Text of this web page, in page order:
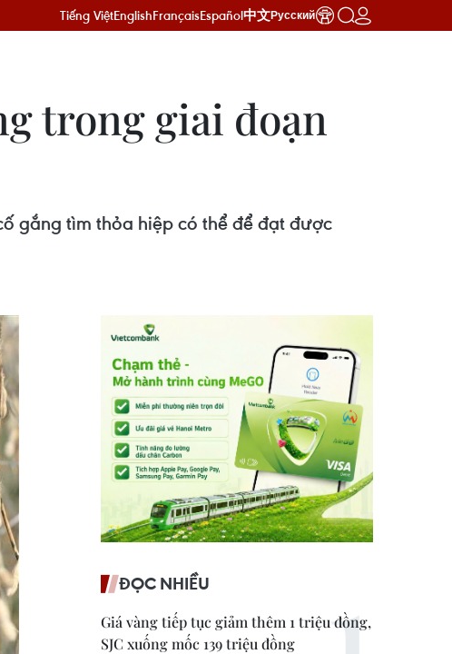
Tiếng ViệtEnglishFrançaisEspañol中文Русский
trong giai đoạn
gắng tìm thỏa hiệp có thể để đạt được
ĐỌC NHIỀU
Giá vàng tiếp tục giảm thêm 1 triệu đồng,
SJC xuống mốc 139 triệu đồng